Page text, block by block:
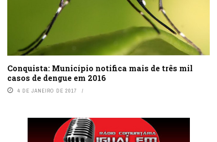
Conquista: Município notifica mais de três mil
casos de dengue em 2016
4 DE JANEIRO DE 2017